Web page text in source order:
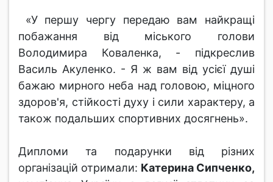
«У першу чергу передаю вам найкращі
побажання від міського голови
Володимира Коваленка, - підкреслив
Василь Акуленко. - Я ж вам від усієї душі
бажаю мирного неба над головою, міцного
здоров'я, стійкості духу і сили характеру, а
також подальших спортивних досягнень».
Дипломи та подарунки від різних
організацій отримали: Катерина Сипченко,